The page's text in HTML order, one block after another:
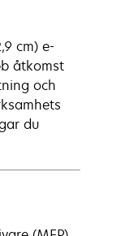
cm) e-
åtkomst
och
du